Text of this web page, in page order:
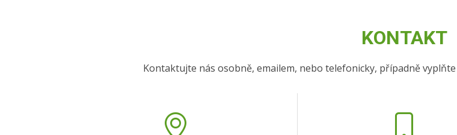
KONTAKT
Kontaktujte nás osobně, emailem, nebo telefonicky, případně